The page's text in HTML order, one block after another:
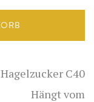
Hagelzucker C40
Hängt vom